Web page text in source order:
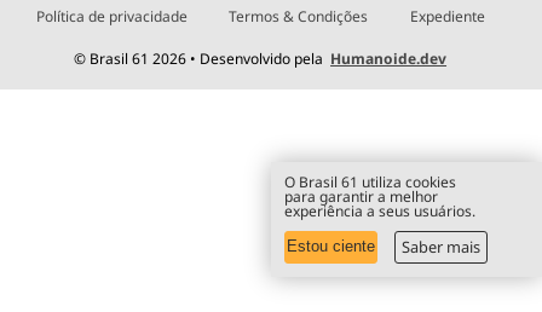
Política de privacidade Termos & Condições Expediente
© Brasil 61 2026 • Desenvolvido pela Humanoide.dev
O Brasil 61 utiliza cookies
para garantir a melhor
experiência a seus usuários.
Estou ciente Saber mais